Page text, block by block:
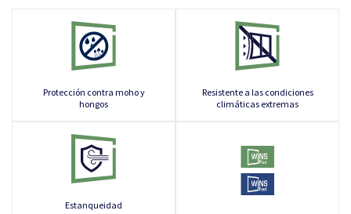
Protección contra moho y
hongos
Resistente a las condiciones
climáticas extremas
Estanqueidad